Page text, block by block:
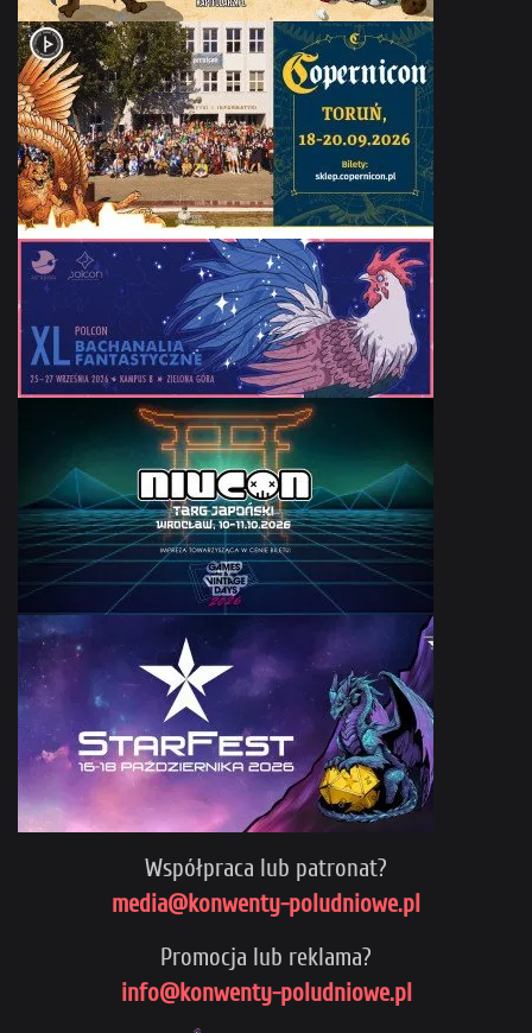
Współpraca lub patronat?
media@konwenty-poludniowe.pl
Promocja lub reklama?
info@konwenty-poludniowe.pl